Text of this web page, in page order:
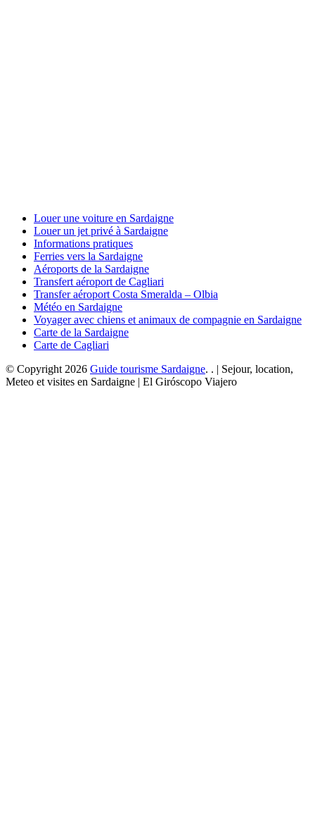
Louer une voiture en Sardaigne
Louer un jet privé à Sardaigne
Informations pratiques
Ferries vers la Sardaigne
Aéroports de la Sardaigne
Transfert aéroport de Cagliari
Transfer aéroport Costa Smeralda – Olbia
Météo en Sardaigne
Voyager avec chiens et animaux de compagnie en Sardaigne
Carte de la Sardaigne
Carte de Cagliari
© Copyright 2026 Guide tourisme Sardaigne. . | Sejour, location,
Meteo et visites en Sardaigne | El Giróscopo Viajero